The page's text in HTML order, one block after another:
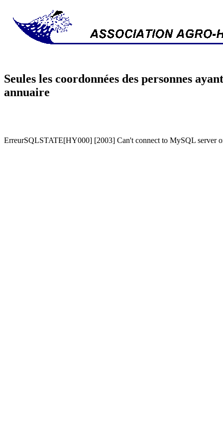
Seules les coordonnées des personnes
annuaire
ErreurSQLSTATE[HY000] [2003] Can't connect to MySQL server